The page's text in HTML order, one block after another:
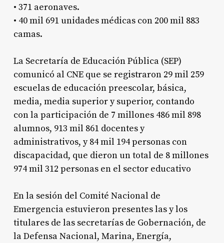
• 371 aeronaves.
• 40 mil 691 unidades médicas con 200 mil 883
camas.
La Secretaría de Educación Pública (SEP)
comunicó al CNE que se registraron 29 mil 259
escuelas de educación preescolar, básica,
media, media superior y superior, contando
con la participación de 7 millones 486 mil 898
alumnos, 913 mil 861 docentes y
administrativos, y 84 mil 194 personas con
discapacidad, que dieron un total de 8 millones
974 mil 312 personas en el sector educativo
En la sesión del Comité Nacional de
Emergencia estuvieron presentes las y los
titulares de las secretarías de Gobernación, de
la Defensa Nacional, Marina, Energía,